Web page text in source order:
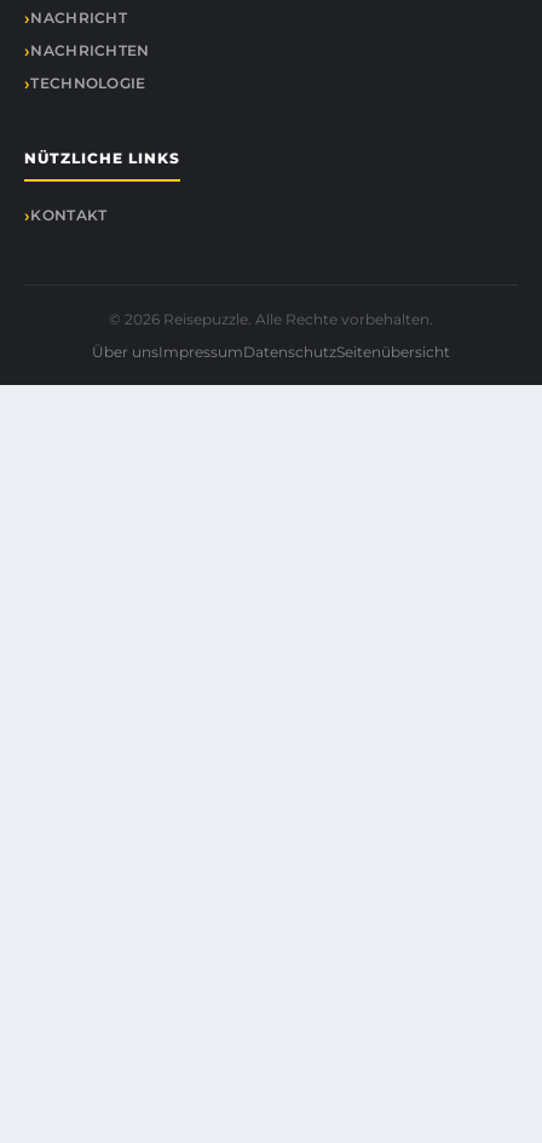
NACHRICHT
NACHRICHTEN
TECHNOLOGIE
NÜTZLICHE LINKS
KONTAKT
© 2026 Reisepuzzle. Alle Rechte vorbehalten.
Über unsImpressumDatenschutzSeitenübersicht